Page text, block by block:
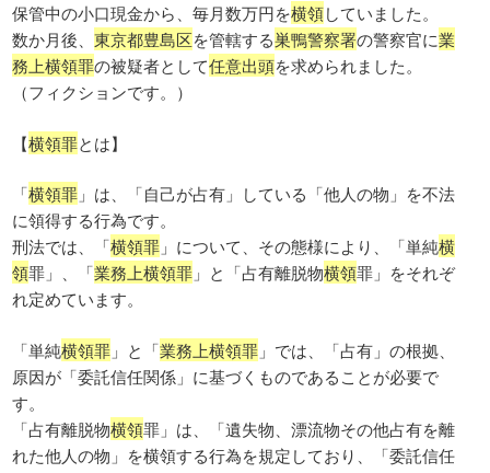
保管中の小口現金から、毎月数万円を横領していました。
数か月後、東京都豊島区を管轄する巣鴨警察署の警察官に業
務上横領罪の被疑者として任意出頭を求められました。
（フィクションです。）
【横領罪とは】
「横領罪 」は、「自己が占有」している「他人の物」を不法
に領得する行為です。
刑法では、「横領罪 」について、その態様により、「単純横
領罪」、「業務上横領罪 」と「占有離脱物横領罪」をそれぞ
れ定めています。
「単純横領罪 」と「業務上横領罪 」では、「占有」の根拠、
原因が「委託信任関係」に基づくものであることが必要で
す。
「占有離脱物横領罪」は、「遺失物、漂流物その他占有を離
れた他人の物」を横領する行為を規定しており、「委託信任